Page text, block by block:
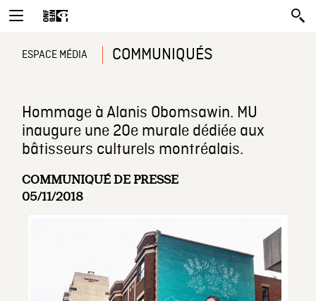
ESPACE MÉDIA COMMUNIQUÉS
Hommage à Alanis Obomsawin. MU
inaugure une 20e murale dédiée aux
bâtisseurs culturels montréalais.
COMMUNIQUÉ DE PRESSE
05/11/2018